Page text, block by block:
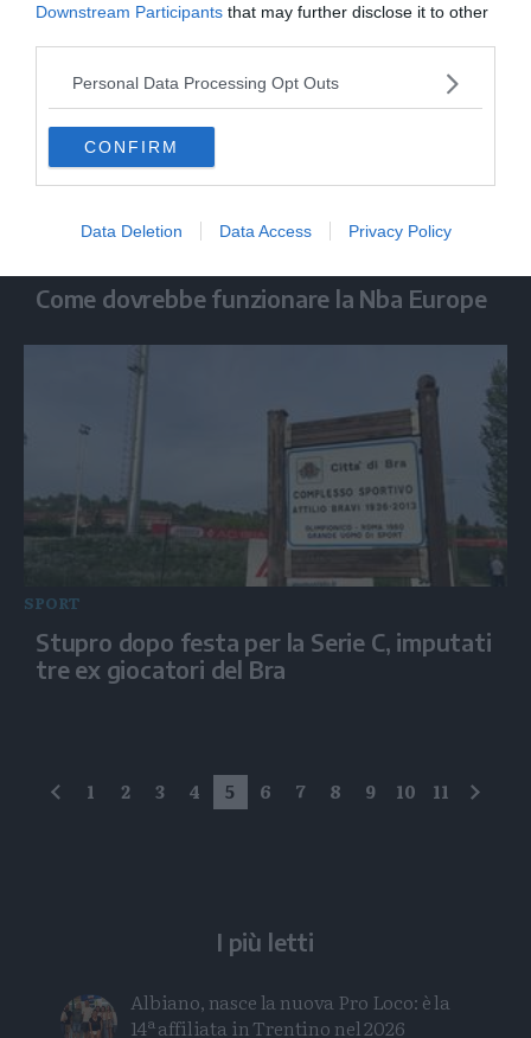
Downstream Participants that may further disclose it to other
Personal Data Processing Opt Outs
CONFIRM
Data Deletion Data Access Privacy Policy
Come dovrebbe funzionare la Nba Europe
SPORT
Stupro dopo festa per la Serie C, imputati
tre ex giocatori del Bra
precedente
1 2 3 4 5 6 7 8 9 10 11
I più letti
Albiano, nasce la nuova Pro Loco: è la
14ª affiliata in Trentino nel 2026